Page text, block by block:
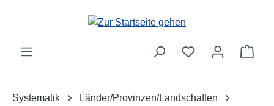
Zum Hauptinhalt springen
Systematik
Länder/Provinzen/Landschaften